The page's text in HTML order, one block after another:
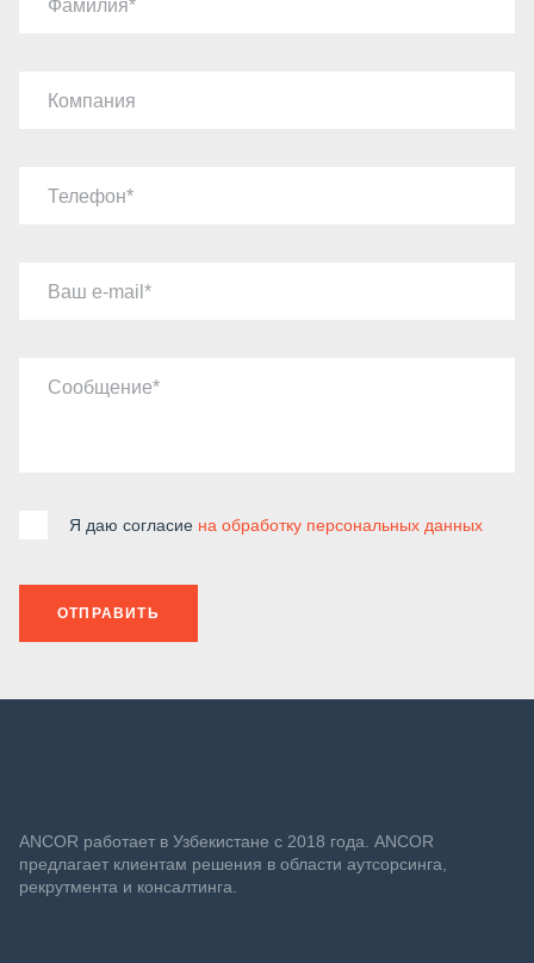
Фамилия
Компания
Телефон
Ваш e-mail
Сообщение
Я даю согласие на обработку персональных данных
ОТПРАВИТЬ
ANСOR работает в Узбекистане с 2018 года. ANCOR
предлагает клиентам решения в области аутсорсинга,
рекрутмента и консалтинга.